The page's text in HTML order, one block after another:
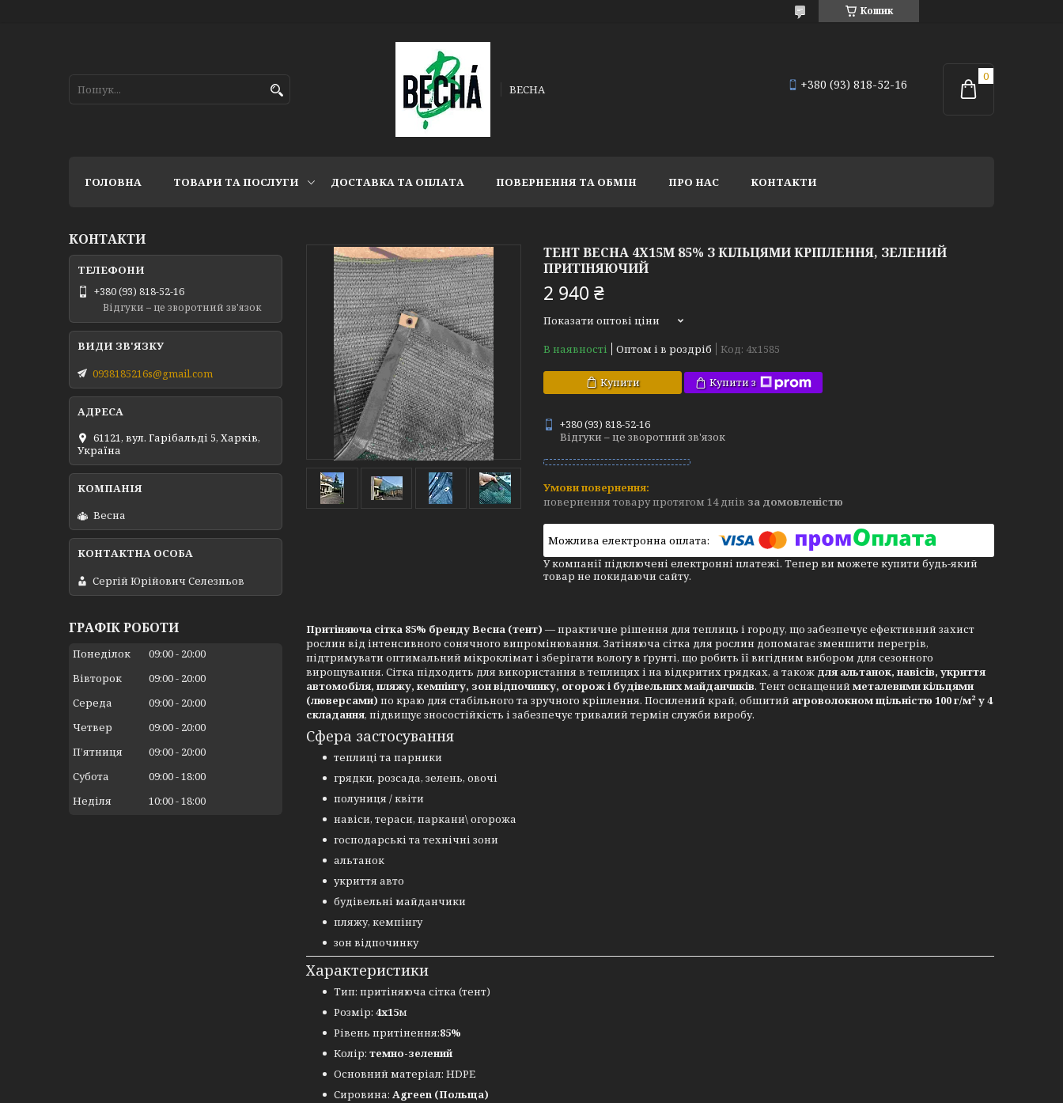
Кошик
ВЕСНА +380 (93) 818-52-16
ГОЛОВНА ТОВАРИ ТА ПОСЛУГИ ДОСТАВКА ТА ОПЛАТА ПОВЕРНЕННЯ ТА ОБМІН ПРО НАС КОНТАКТИ
ТЕНТ ВЕСНА 4Х15М 85% З КІЛЬЦЯМИ КРІПЛЕННЯ, ЗЕЛЕНИЙ
ПРИТІНЯЮЧИЙ
2 940 ₴
Показати оптові ціни
В наявності
Оптом і в роздріб Код: 4х1585
Купити Купити з
+380 (93) 818-52-16
Відгуки – це зворотний зв'язок
повернення товару протягом 14 днів за домовленістю
У компанії підключені електронні платежі. Тепер ви можете купити будь-який
товар не покидаючи сайту.
Притіняюча сітка 85% бренду Весна (тент) — практичне рішення для теплиць і городу, що забезпечує ефективний захист
рослин від інтенсивного сонячного випромінювання. Затіняюча сітка для рослин допомагає зменшити перегрів,
підтримувати оптимальний мікроклімат і зберігати вологу в ґрунті, що робить її вигідним вибором для сезонного
вирощування. Сітка підходить для використання в теплицях і на відкритих грядках, а також для альтанок, навісів, укриття
автомобіля, пляжу, кемпінгу, зон відпочинку, огорож і будівельнихмайданчиків. Тент оснащений металевими кільцями
(люверсами) по краю для стабільного та зручного кріплення. Посилений край, обшитий агроволокном щільністю 100 г/м² у 4
складання, підвищує зносостійкість і забезпечує тривалий термін служби виробу.
Сфера застосування
теплиці та парники
грядки, розсада, зелень, овочі
полуниця / квіти
навіси, тераси, паркани\ огорожа
господарські та технічні зони
альтанок
укриття авто
будівельні майданчики
пляжу, кемпінгу
зон відпочинку
Характеристики
Тип: притіняюча сітка (тент)
Розмір: 4х15м
Рівень притінення:85%
Колір: темно-зелений
Основний матеріал: HDPE
Сировина: Agreen (Польща)
КОНТАКТИ
+380 (93) 818-52-16
Відгуки – це зворотний зв'язок
0938185216s@gmail.com
61121, вул. Гарібальді 5, Харків,
Україна
Весна
Сергій Юрійович Селезньов
ГРАФІК РОБОТИ
Понеділок 09:00
20:00
Вівторок
09:00
20:00
Середа
09:00
20:00
Четвер
09:00
20:00
Пʼятниця
09:00
20:00
Субота
09:00 18:00
Неділя
10:00 18:00